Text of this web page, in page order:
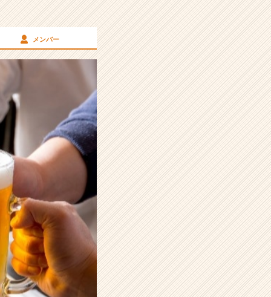
メンバー